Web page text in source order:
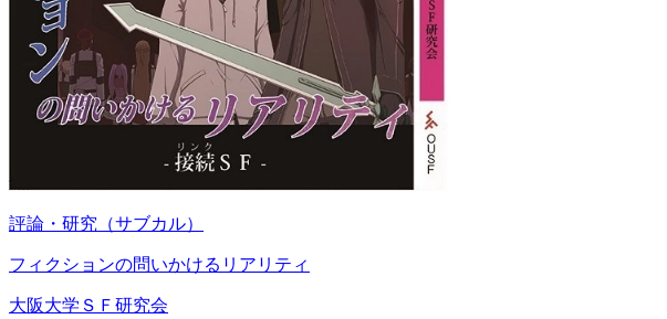
評論・研究（サブカル）
フィクションの問いかけるリアリティ
大阪大学ＳＦ研究会